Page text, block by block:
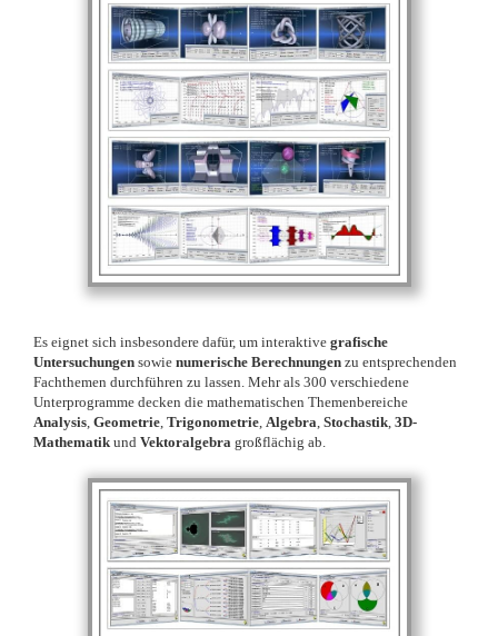
Es eignet sich insbesondere dafür, um interaktive grafische
Untersuchungen sowie numerische Berechnungen zu entsprechenden
Fachthemen durchführen zu lassen. Mehr als 300 verschiedene
Unterprogramme decken die mathematischen Themenbereiche
Analysis, Geometrie, Trigonometrie, Algebra, Stochastik, 3D-
Mathematik und Vektoralgebra großflächig ab.